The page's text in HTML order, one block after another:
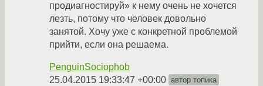
продиагностируй» к нему очень не хочется
лезть, потому что человек довольно
занятой. Хочу уже с конкретной проблемой
прийти, если она решаема.
PenguinSociophob
25.04.2015 19:33:47 +00:00 автор топика